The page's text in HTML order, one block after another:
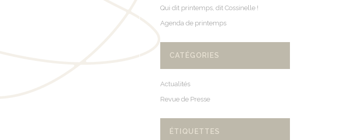
Qui dit printemps, dit Cossinelle !
Agenda de printemps
CATÉGORIES
Actualités
Revue de Presse
ÉTIQUETTES